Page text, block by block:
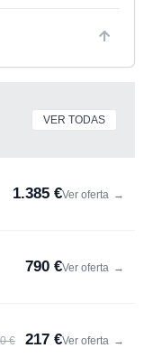
VER TODAS
1.385 €Ver oferta →
790 €Ver oferta →
€ 217 €Ver oferta →